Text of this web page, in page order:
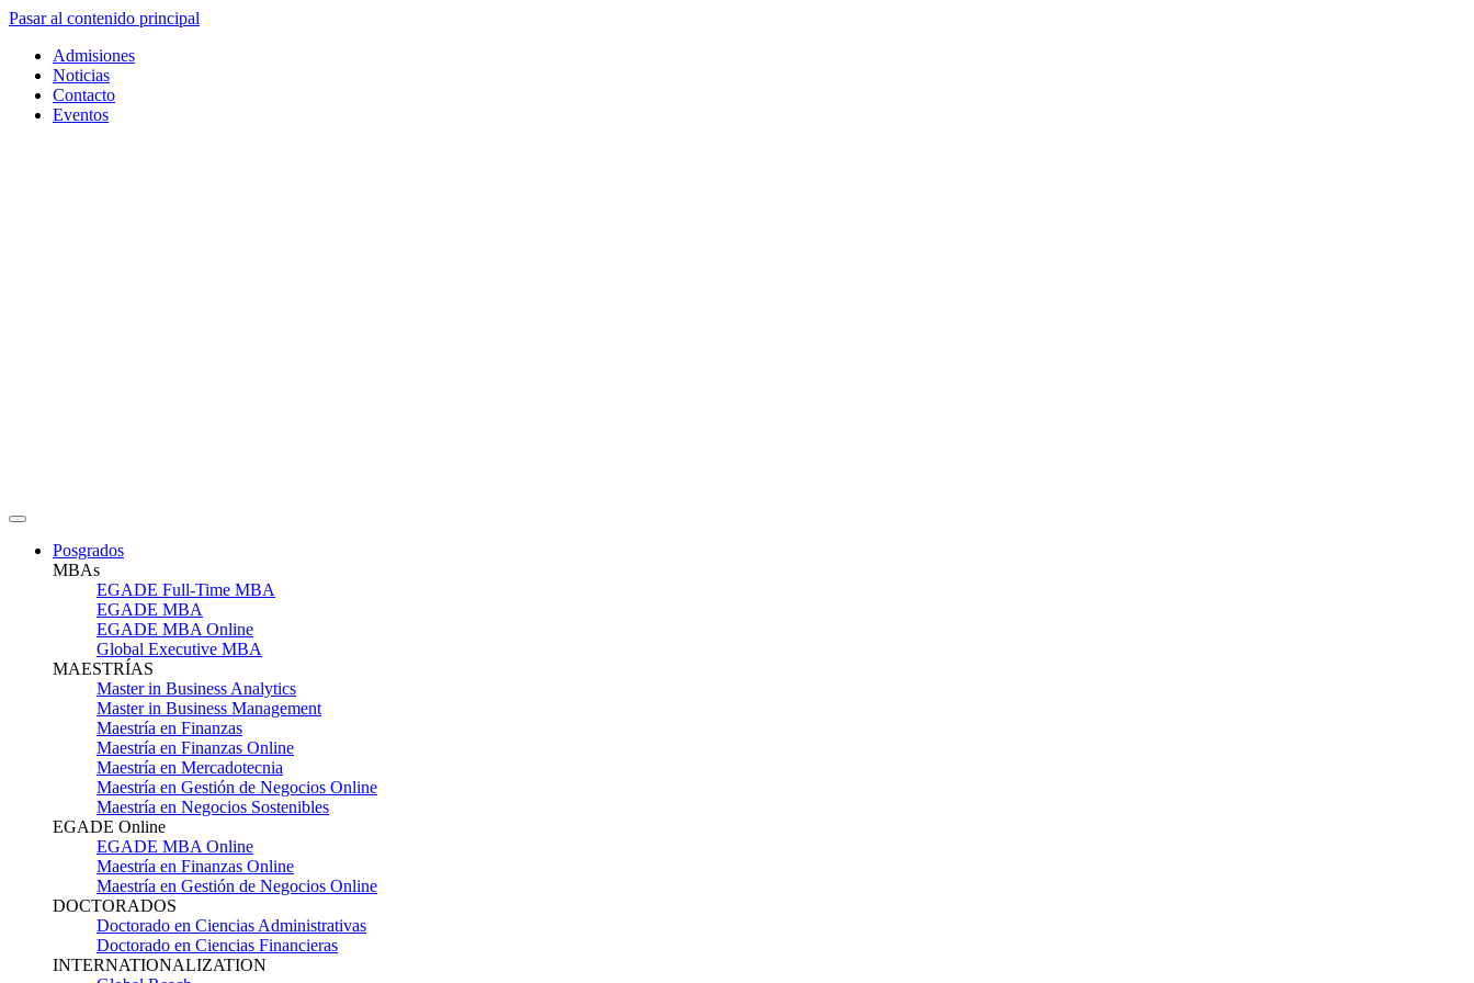
Pasar al contenido principal
Admisiones
Noticias
Contacto
Eventos
Posgrados
MBAs
EGADE Full-Time MBA
EGADE MBA
EGADE MBA Online
Global Executive MBA
MAESTRÍAS
Master in Business Analytics
Master in Business Management
Maestría en Finanzas
Maestría en Finanzas Online
Maestría en Mercadotecnia
Maestría en Gestión de Negocios Online
Maestría en Negocios Sostenibles
EGADE Online
EGADE MBA Online
Maestría en Finanzas Online
Maestría en Gestión de Negocios Online
DOCTORADOS
Doctorado en Ciencias Administrativas
Doctorado en Ciencias Financieras
INTERNATIONALIZATION